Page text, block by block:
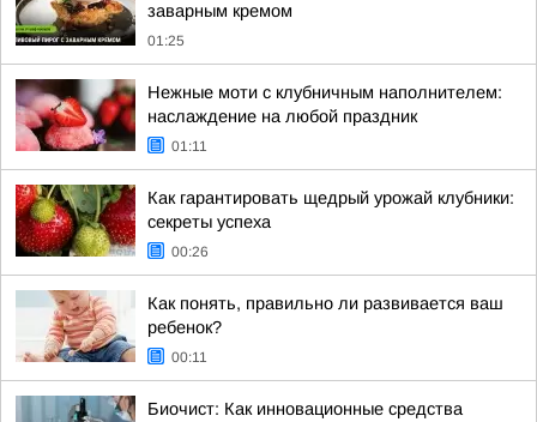
заварным кремом
01:25
Нежные моти с клубничным наполнителем:
наслаждение на любой праздник
01:11
Как гарантировать щедрый урожай клубники:
секреты успеха
00:26
Как понять, правильно ли развивается ваш
ребенок?
00:11
Биочист: Как инновационные средства